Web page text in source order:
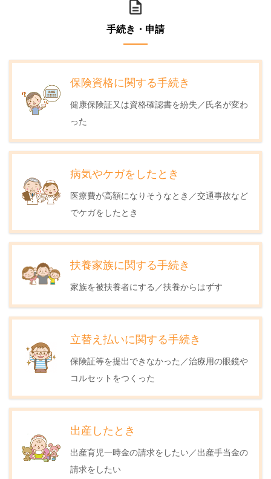
手続き・申請
保険資格に関する手続き
健康保険証又は資格確認書を紛失／氏名が変わ
った
病気やケガをしたとき
医療費が高額になりそうなとき／交通事故など
でケガをしたとき
扶養家族に関する手続き
家族を被扶養者にする／扶養からはずす
立替え払いに関する手続き
保険証等を提出できなかった／治療用の眼鏡や
コルセットをつくった
出産したとき
出産育児一時金の請求をしたい／出産手当金の
請求をしたい